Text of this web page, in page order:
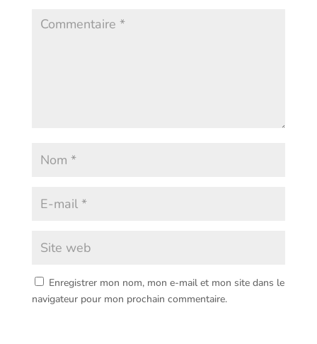
Enregistrer mon nom, mon e-mail et mon site dans le
navigateur pour mon prochain commentaire.